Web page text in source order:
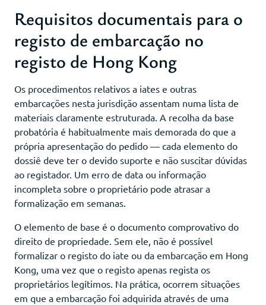
Requisitos documentais para o
registo de embarcação no
registo de Hong Kong
Os procedimentos relativos a iates e outras
embarcações nesta jurisdição assentam numa lista de
materiais claramente estruturada. A recolha da base
probatória é habitualmente mais demorada do que a
própria apresentação do pedido — cada elemento do
dossiê deve ter o devido suporte e não suscitar dúvidas
ao registador. Um erro de data ou informação
incompleta sobre o proprietário pode atrasar a
formalização em semanas.
O elemento de base é o documento comprovativo do
direito de propriedade. Sem ele, não é possível
formalizar o registo do iate ou da embarcação em Hong
Kong, uma vez que o registo apenas regista os
proprietários legítimos. Na prática, ocorrem situações
em que a embarcação foi adquirida através de uma